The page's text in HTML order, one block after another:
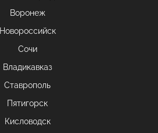
Воронеж
Новороссийск
Сочи
Владикавказ
Ставрополь
Пятигорск
Кисловодск